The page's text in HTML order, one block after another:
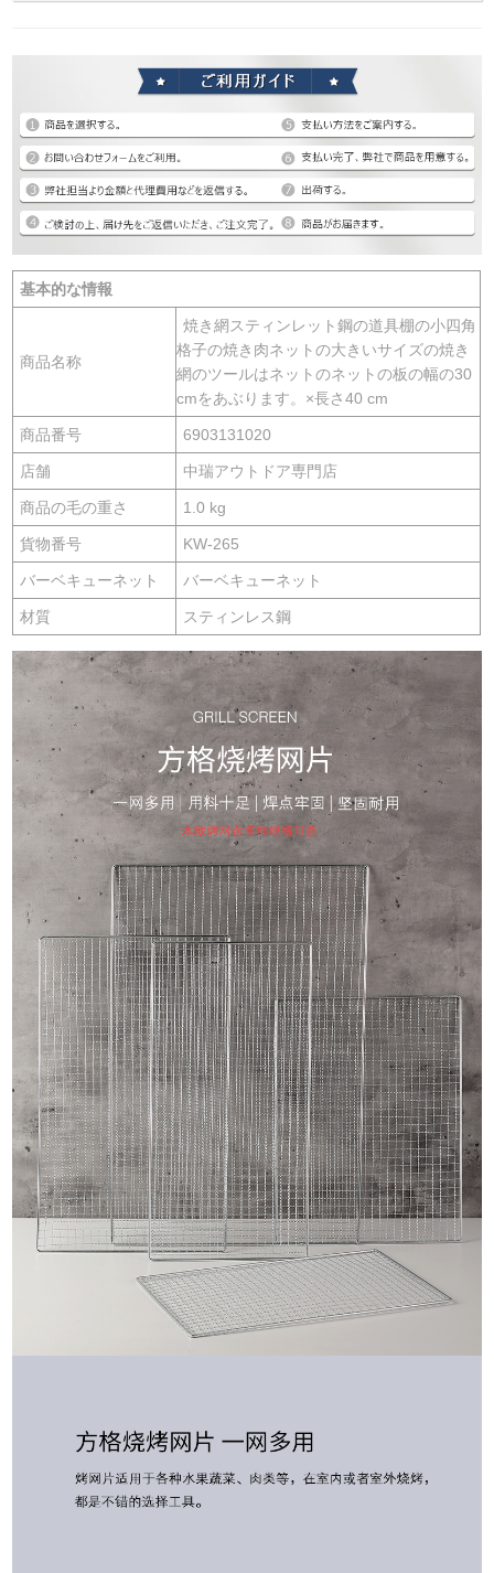
基本的な情報
商品名称
焼き網スティンレット鋼の道具棚の小四角
格子の焼き肉ネットの大きいサイズの焼き
網のツールはネットのネットの板の幅の30
cmをあぶります。×長さ40 cm
商品番号 6903131020
店舗 中瑞アウトドア専門店
商品の毛の重さ 1.0 kg
貨物番号 KW-265
バーベキューネット バーベキューネット
材質 スティンレス鋼